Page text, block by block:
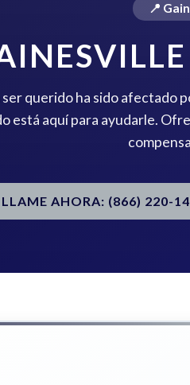
📍
ser querido ha sido afectado
está aquí para ayudarle.
LLAME AHORA: (866) 220-